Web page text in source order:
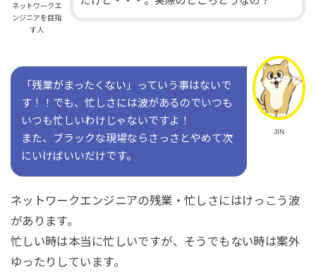
ネットワークエ
ンジニアを目指
す人
JIN
「残業がまったくない」っていう事はないで
す！！でも、忙しさには波があるのでいつも
いつも忙しいわけじゃないですよ！
また、ブラックな現場ならさっさとやめて次
にいけばいいだけです。
ネットワークエンジニアの残業・忙しさにはけっこう波
があります。
忙しい時は本当に忙しいですが、そうでもない時は案外
ゆったりしています。